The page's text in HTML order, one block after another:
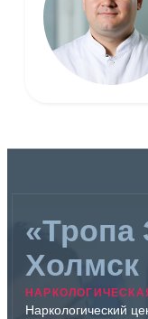
«Тропа
Холмск
Наркологический